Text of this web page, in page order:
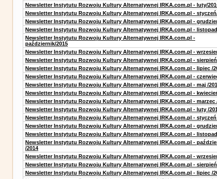
Newsletter Instytutu Rozwoju Kultury Alternatywnej IRKA.com.pl - luty/
Newsletter Instytutu Rozwoju Kultury Alternatywnej IRKA.com.pl -
Newsletter Instytutu Rozwoju Kultury Alternatywnej IRKA.com.pl -
Newsletter Instytutu Rozwoju Kultury Alternatywnej IRKA.com.pl -
Newsletter Instytutu Rozwoju Kultury Alternatywnej IRKA.com.pl -
październik/2015
Newsletter Instytutu Rozwoju Kultury Alternatywnej IRKA.com.pl -
Newsletter Instytutu Rozwoju Kultury Alternatywnej IRKA.com.pl -
Newsletter Instytutu Rozwoju Kultury Alternatywnej IRKA.com.pl - lipiec /
Newsletter Instytutu Rozwoju Kultury Alternatywnej IRKA.com.pl -
Newsletter Instytutu Rozwoju Kultury Alternatywnej IRKA.com.pl - maj /
Newsletter Instytutu Rozwoju Kultury Alternatywnej IRKA.com.pl -
Newsletter Instytutu Rozwoju Kultury Alternatywnej IRKA.com.pl - marzec
Newsletter Instytutu Rozwoju Kultury Alternatywnej IRKA.com.pl - luty /
Newsletter Instytutu Rozwoju Kultury Alternatywnej IRKA.com.pl - styczeń
Newsletter Instytutu Rozwoju Kultury Alternatywnej IRKA.com.pl -
Newsletter Instytutu Rozwoju Kultury Alternatywnej IRKA.com.pl - listopad
Newsletter Instytutu Rozwoju Kultury Alternatywnej IRKA.com.pl -
/2014
Newsletter Instytutu Rozwoju Kultury Alternatywnej IRKA.com.pl -
Newsletter Instytutu Rozwoju Kultury Alternatywnej IRKA.com.pl - sierpień
Newsletter Instytutu Rozwoju Kultury Alternatywnej IRKA.com.pl - lipiec /